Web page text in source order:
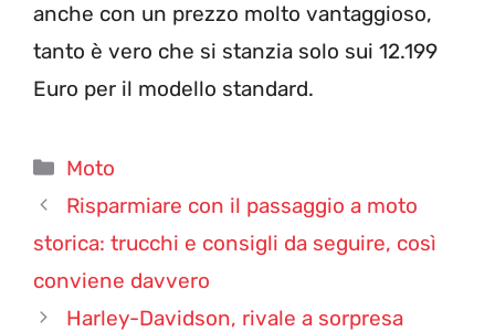
anche con un prezzo molto vantaggioso,
tanto è vero che si stanzia solo sui 12.199
Euro per il modello standard.
Categorie
Moto
Risparmiare con il passaggio a moto
storica: trucchi e consigli da seguire, così
conviene davvero
Harley-Davidson, rivale a sorpresa